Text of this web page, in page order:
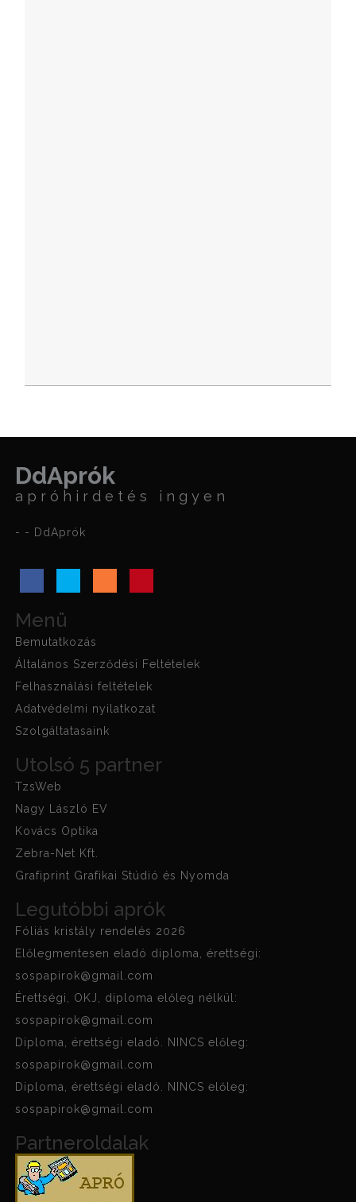
DdAprók
apróhirdetés ingyen
- - DdAprók
Menü
Bemutatkozás
Általános Szerződési Feltételek
Felhasználási feltételek
Adatvédelmi nyilatkozat
Szolgáltatasaink
Utolsó 5 partner
TzsWeb
Nagy László EV
Kovács Optika
Zebra-Net Kft.
Grafiprint Grafikai Stúdió és Nyomda
Legutóbbi aprók
Fóliás kristály rendelés 2026
Előlegmentesen eladó diploma, érettségi:
sospapirok@gmail.com
Érettségi, OKJ, diploma előleg nélkül:
sospapirok@gmail.com
Diploma, érettségi eladó. NINCS előleg:
sospapirok@gmail.com
Diploma, érettségi eladó. NINCS előleg:
sospapirok@gmail.com
Partneroldalak